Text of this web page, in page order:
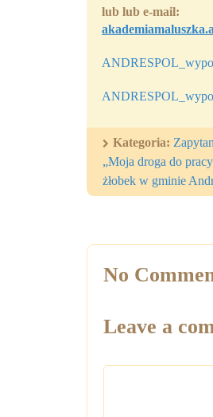
lub lub e-mail:
Kategoria:
„Moja droga do
żłobek w gminie
No
Leave a